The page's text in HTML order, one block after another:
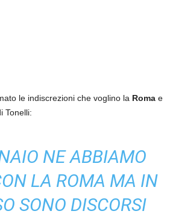
le indiscrezioni che voglino la Roma e
Tonelli:
NE ABBIAMO
LA ROMA MA IN
SONO DISCORSI